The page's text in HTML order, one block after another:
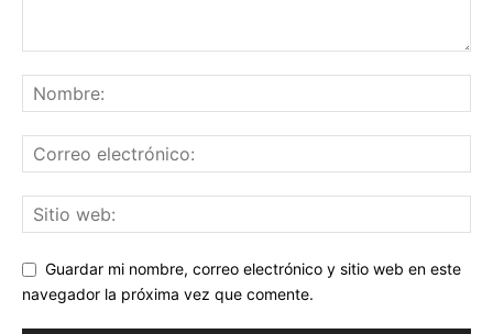
Guardar mi nombre, correo electrónico y sitio web en este
navegador la próxima vez que comente.